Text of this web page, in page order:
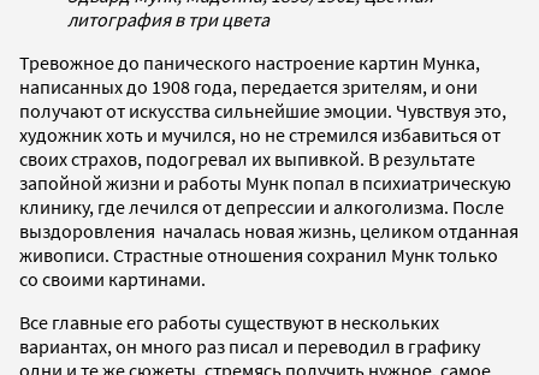
литография в три цвета
Тревожное до панического настроение картин Мунка,
написанных до 1908 года, передается зрителям, и они
получают от искусства сильнейшие эмоции. Чувствуя это,
художник хоть и мучился, но не стремился избавиться от
своих страхов, подогревал их выпивкой. В результате
запойной жизни и работы Мунк попал в психиатрическую
клинику, где лечился от депрессии и алкоголизма. После
выздоровления началась новая жизнь, целиком отданная
живописи. Страстные отношения сохранил Мунк только
со своими картинами.
Все главные его работы существуют в нескольких
вариантах, он много раз писал и переводил в графику
одни и те же сюжеты, стремясь получить нужное, самое